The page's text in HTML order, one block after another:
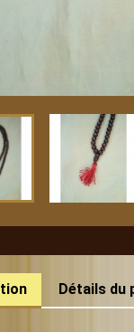
Détails du